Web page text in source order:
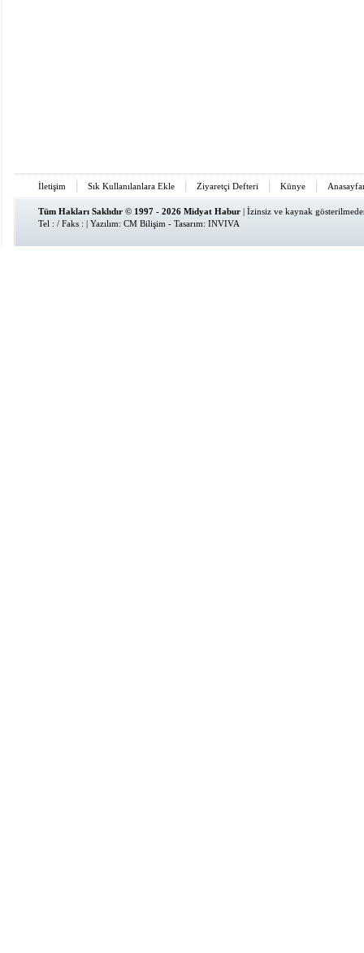
İletişim Sık Kullanılanlara Ekle Ziyaretçi Defteri Künye
Tüm Hakları Saklıdır © 1997 - 2026 Midyat Habur | İzinsiz ve kaynak
Tel : / Faks : | Yazılım: CM Bilişim - Tasarım: INVIVA